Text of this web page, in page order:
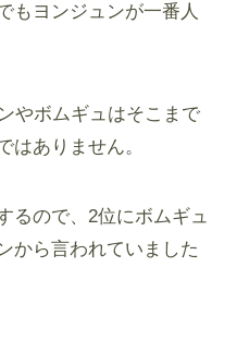
もヨンジュンが一番人
やボムギュはそこまで
はありません。
るので、2位にボムギュ
から言われていました